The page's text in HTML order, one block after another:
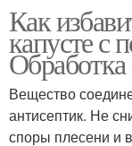
Как
капусте с
Вещество
антисептик. Не
споры плесени и